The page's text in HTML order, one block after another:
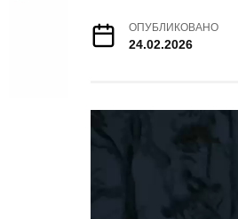
ОПУБЛИКОВАНО
24.02.2026